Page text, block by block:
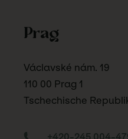
Prag
Václavské nám. 19
110 00 Prag 1
Tschechische
+420-245 004-